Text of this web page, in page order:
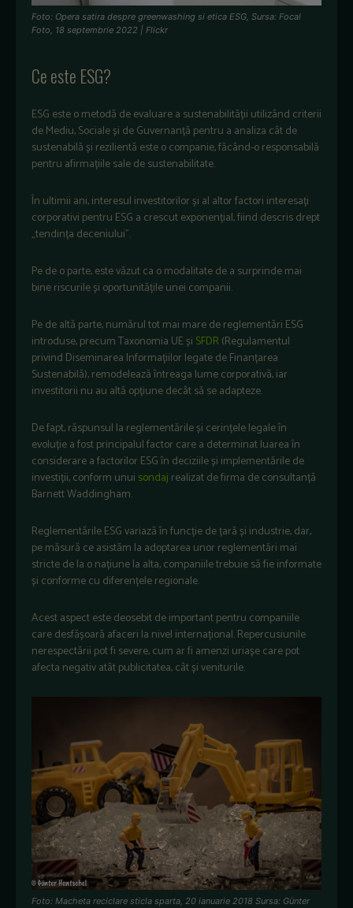
Foto: Opera satira despre greenwashing si etica ESG, Sursa: Focal
Foto, 18 septembrie 2022 | Flickr
Ce este ESG?
ESG este o metodă de evaluare a sustenabilității utilizând criterii
de Mediu, Sociale și de Guvernanță pentru a analiza cât de
sustenabilă și rezilientă este o companie, făcând-o responsabilă
pentru afirmațiile sale de sustenabilitate.
În ultimii ani, interesul investitorilor și al altor factori interesați
corporativi pentru ESG a crescut exponențial, fiind descris drept
„tendința deceniului”.
Pe de o parte, este văzut ca o modalitate de a surprinde mai
bine riscurile și oportunitățile unei companii.
Pe de altă parte, numărul tot mai mare de reglementări ESG
introduse, precum Taxonomia UE și SFDR(Regulamentul
privind Diseminarea Informațiilor legate de Finanțarea
Sustenabilă), remodelează întreaga lume corporativă, iar
investitorii nu au altă opțiune decât să se adapteze.
De fapt, răspunsul la reglementările și cerințele legale în
evoluție a fost principalul factor care a determinat luarea în
considerare a factorilor ESG în deciziile și implementările de
investiții, conform unui sondaj realizat de firma de consultanță
Barnett Waddingham.
Reglementările ESG variază în funcție de țară și industrie, dar,
pe măsură ce asistăm la adoptarea unor reglementări mai
stricte de la o națiune la alta, companiile trebuie să fie informate
și conforme cu diferențele regionale.
Acest aspect este deosebit de important pentru companiile
care desfășoară afaceri la nivel internațional. Repercusiunile
nerespectării pot fi severe, cum ar fi amenzi uriașe care pot
afecta negativ atât publicitatea, cât și veniturile.
Foto: Macheta reciclare sticla sparta, 20 ianuarie 2018 Sursa: Günter